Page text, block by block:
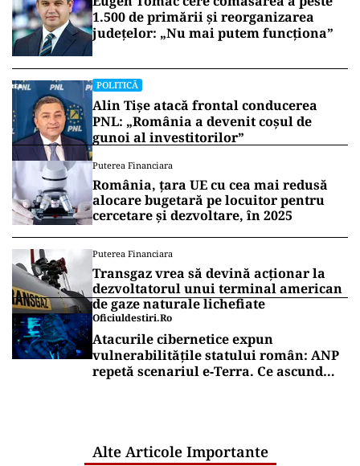
„Nu cred că atunci când te înscrii într-
un partid sau decizi să colaborezi într-
o formă sau alta trebuie să o faci
neapărat dacă primești ceva
președintele PNL.
Vrei să fii mereu la curent cu toate știrile? Urmărește
Puterea.ro și pe canalul de WhatsApp
POLITICĂ
Eugen Tomac cere comasarea a peste
1.500 de primării și reorganizarea
județelor: „Nu mai putem funcționa”
POLITICĂ
Alin Tișe atacă frontal conducerea
PNL: „România a devenit coșul de
gunoi al investitorilor”
cercetare și dezvoltare, în 2025